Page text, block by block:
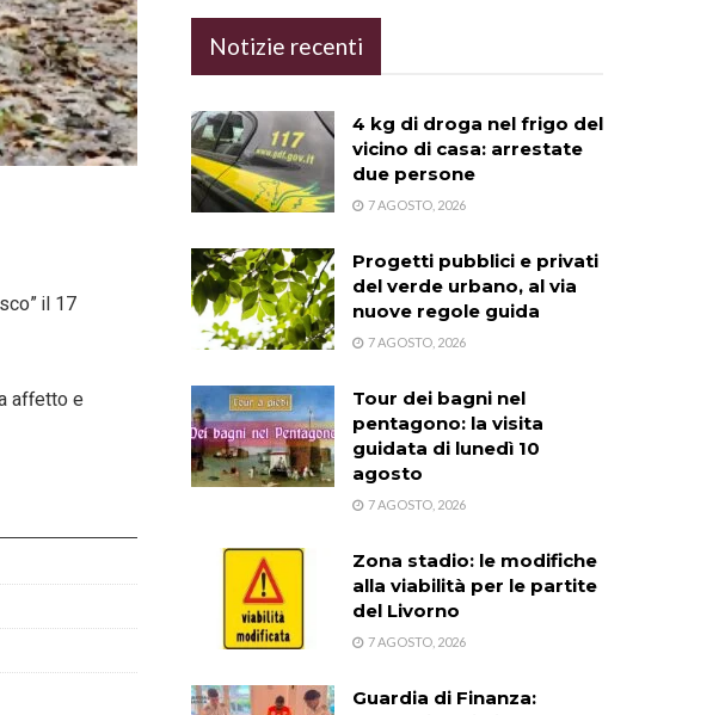
il 17
affetto e
Notizie recenti
4 kg di droga nel frigo del
vicino di casa: arrestate
due persone
7 AGOSTO, 2026
Progetti pubblici e privati
del verde urbano, al via
nuove regole guida
7 AGOSTO, 2026
Tour dei bagni nel
pentagono: la visita
guidata di lunedì 10
agosto
7 AGOSTO, 2026
Zona stadio: le modifiche
alla viabilità per le partite
del Livorno
7 AGOSTO, 2026
Guardia di Finanza: